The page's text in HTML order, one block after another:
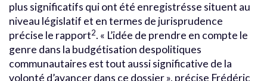
plus significatifs qui ont été enregistrésse situent au
niveau législatif et en termes de jurisprudence
précise le rapport2. « L’idée de prendre en compte le
genre dans la budgétisation despolitiques
communautaires est tout aussi significative de la
volonté d’avancer dans ce dossier », précise Frédéric